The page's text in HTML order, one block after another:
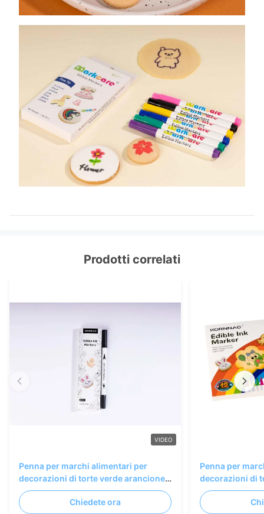
Prodotti correlati
VIDEO
Penna per marchi alimentari per
decorazioni di torte verde arancione
blu
Chiedete ora
Penna per
decorazioni di
blu